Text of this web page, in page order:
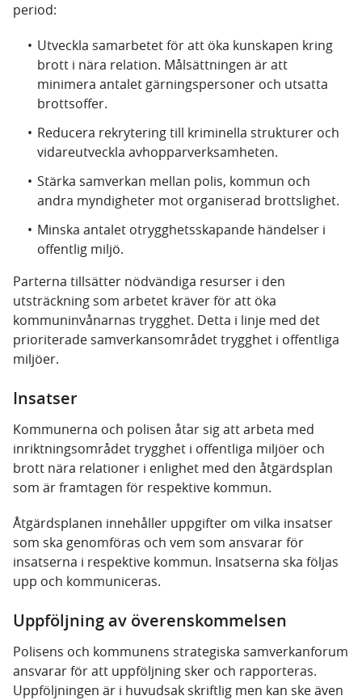
period:
Utveckla samarbetet för att öka kunskapen kring
brott i nära relation. Målsättningen är att
minimera antalet gärningspersoner och utsatta
brottsoffer.
Reducera rekrytering till kriminella strukturer och
vidareutveckla avhopparverksamheten.
Stärka samverkan mellan polis, kommun och
andra myndigheter mot organiserad brottslighet.
Minska antalet otrygghetsskapande händelser i
offentlig miljö.
Parterna tillsätter nödvändiga resurser i den
utsträckning som arbetet kräver för att öka
kommuninvånarnas trygghet. Detta i linje med det
prioriterade samverkansområdet trygghet i offentliga
miljöer.
Insatser
Kommunerna och polisen åtar sig att arbeta med
inriktningsområdet trygghet i offentliga miljöer och
brott nära relationer i enlighet med den åtgärdsplan
som är framtagen för respektive kommun.
Åtgärdsplanen innehåller uppgifter om vilka insatser
som ska genomföras och vem som ansvarar för
insatserna i respektive kommun. Insatserna ska följas
upp och kommuniceras.
Uppföljning av överenskommelsen
Polisens och kommunens strategiska samverkanforum
ansvarar för att uppföljning sker och rapporteras.
Uppföljningen är i huvudsak skriftlig men kan ske även